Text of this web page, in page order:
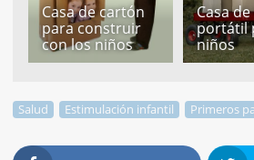
Casa de cartón
para construir
con los niños
Casa
portátil
niños
Salud Estimulación infantil Primeros